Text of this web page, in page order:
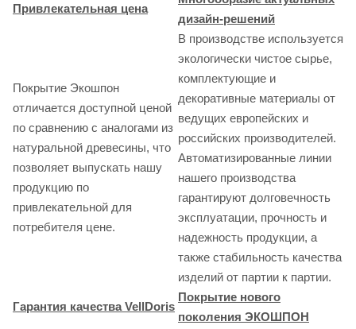
Привлекательная цена
дизайн-решений
Покрытие Экошпон
отличается доступной ценой
по сравнению с аналогами из
натуральной древесины, что
позволяет выпускать нашу
продукцию по
привлекательной для
потребителя цене.
В производстве используется
экологически чистое сырье,
комплектующие и
декоративные материалы от
ведущих европейских и
российских производителей.
Автоматизированные линии
нашего производства
гарантируют долговечность
эксплуатации, прочность и
надежность продукции, а
также стабильность качества
изделий от партии к партии.
Гарантия качества VellDoris
Покрытие нового
поколения ЭКОШПОН